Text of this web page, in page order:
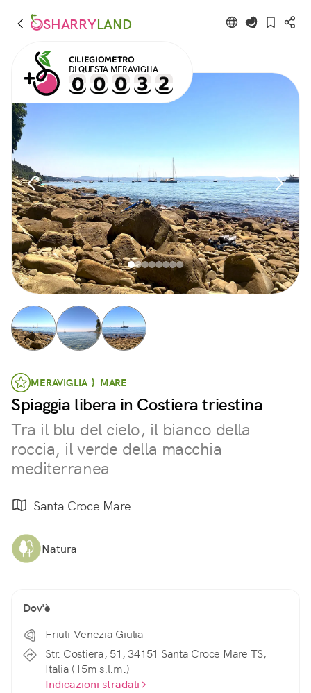
SHARRYLAND
CILIEGIOMETRO
DI QUESTA MERAVIGLIA
MERAVIGLIA } MARE
Spiaggia libera in Costiera triestina
Tra il blu del cielo, il bianco della
roccia, il verde della macchia
mediterranea
Santa Croce Mare
Natura
Dov'è
Friuli-Venezia Giulia
Str. Costiera, 51, 34151 Santa Croce Mare TS,
Italia (15m s.l.m.)
Indicazioni stradali